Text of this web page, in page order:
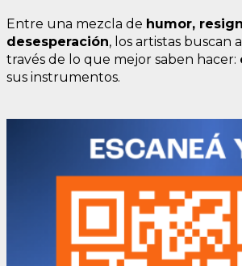
Entre una mezcla de humor,
desesperación, los artistas buscan
través de lo que mejor saben hacer:
sus instrumentos.